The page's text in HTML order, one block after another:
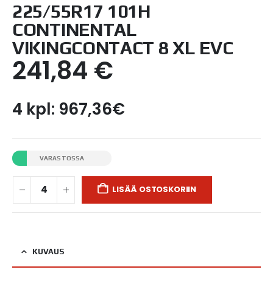
225/55R17 101H
CONTINENTAL
VIKINGCONTACT 8 XL EVC
241,84 €
4 kpl: 967,36€
VARASTOSSA
LISÄÄ OSTOSKORIIN
KUVAUS